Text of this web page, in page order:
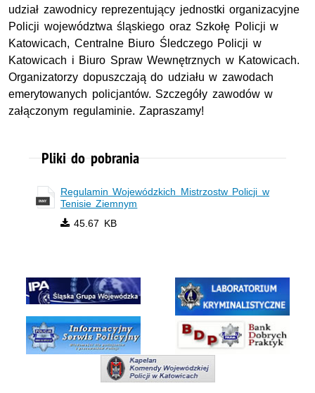
udział zawodnicy reprezentujący jednostki organizacyjne
Policji województwa śląskiego oraz Szkołę Policji w
Katowicach, Centralne Biuro Śledczego Policji w
Katowicach i Biuro Spraw Wewnętrznych w Katowicach.
Organizatorzy dopuszczają do udziału w zawodach
emerytowanych policjantów. Szczegóły zawodów w
załączonym regulaminie. Zapraszamy!
Pliki do pobrania
Regulamin Wojewódzkich Mistrzostw Policji w
Tenisie Ziemnym
45.67 KB